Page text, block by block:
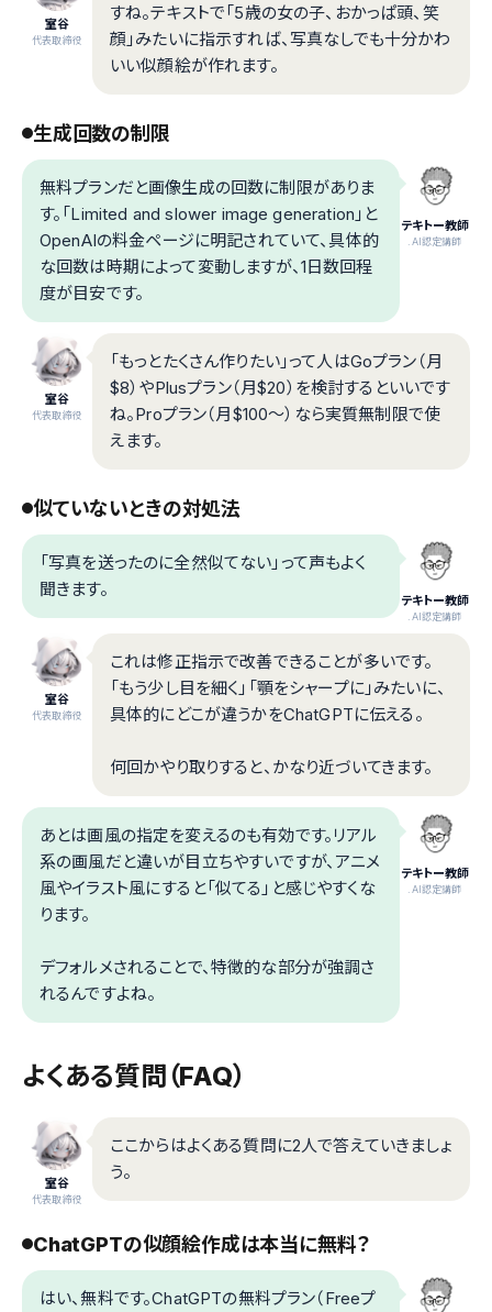
室谷
代表取締役
すね。テキストで「5歳の女の子、おかっぱ頭、笑
顔」みたいに指示すれば、写真なしでも十分かわ
いい似顔絵が作れます。
生成回数の制限
テキトー教師
.AI認定講師
無料プランだと画像生成の回数に制限がありま
す。「Limited and slower image generation」と
OpenAIの料金ページに明記されていて、具体的
な回数は時期によって変動しますが、1日数回程
度が目安です。
室谷
代表取締役
「もっとたくさん作りたい」って人はGoプラン（月
$8）やPlusプラン（月$20）を検討するといいです
ね。Proプラン（月$100〜）なら実質無制限で使
えます。
似ていないときの対処法
テキトー教師
.AI認定講師
「写真を送ったのに全然似てない」って声もよく
聞きます。
室谷
代表取締役
これは修正指示で改善できることが多いです。
「もう少し目を細く」「顎をシャープに」みたいに、
具体的にどこが違うかをChatGPTに伝える。
何回かやり取りすると、かなり近づいてきます。
テキトー教師
.AI認定講師
あとは画風の指定を変えるのも有効です。リアル
系の画風だと違いが目立ちやすいですが、アニメ
風やイラスト風にすると「似てる」と感じやすくな
ります。
デフォルメされることで、特徴的な部分が強調さ
れるんですよね。
よくある質問（FAQ）
室谷
代表取締役
ここからはよくある質問に2人で答えていきましょ
う。
ChatGPTの似顔絵作成は本当に無料？
はい、無料です。ChatGPTの無料プラン（Freeプ